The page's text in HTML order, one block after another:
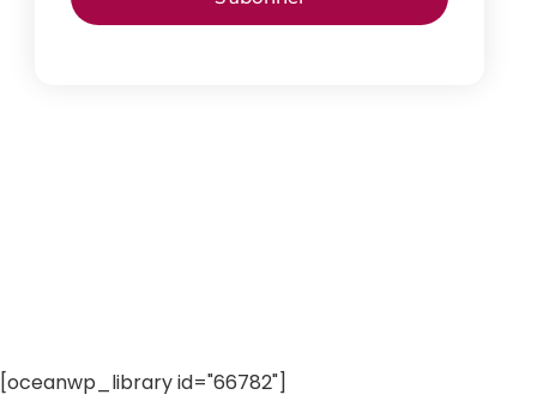
[oceanwp_library id="66782"]